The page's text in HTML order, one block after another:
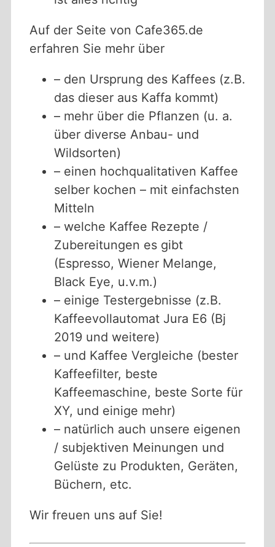
Auf der Seite von Cafe365.de
erfahren Sie mehr über
– den Ursprung des Kaffees (z.B.
das dieser aus Kaffa kommt)
– mehr über die Pflanzen (u. a.
über diverse Anbau- und
Wildsorten)
– einen hochqualitativen Kaffee
selber kochen – mit einfachsten
Mitteln
– welche Kaffee Rezepte /
Zubereitungen es gibt
(Espresso, Wiener Melange,
Black Eye, u.v.m.)
– einige Testergebnisse (z.B.
Kaffeevollautomat Jura E6 (Bj
2019 und weitere)
– und Kaffee Vergleiche (bester
Kaffeefilter, beste
Kaffeemaschine, beste Sorte für
XY, und einige mehr)
– natürlich auch unsere eigenen
/ subjektiven Meinungen und
Gelüste zu Produkten, Geräten,
Büchern, etc.
Wir freuen uns auf Sie!